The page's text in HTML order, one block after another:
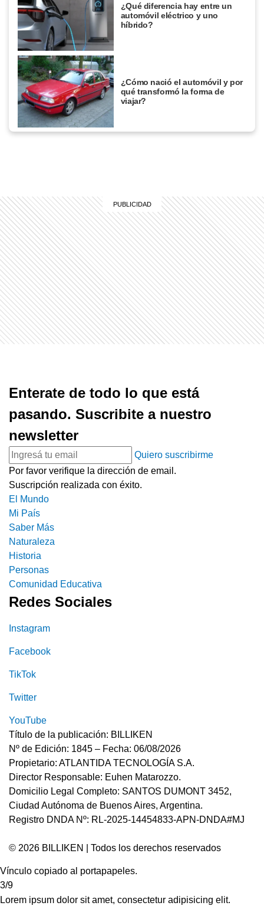
¿Qué diferencia hay entre un
automóvil eléctrico y uno
híbrido?
¿Cómo nació el automóvil y por
qué transformó la forma de
viajar?
Enterate de todo lo que está
pasando. Suscribite a nuestro
newsletter
Quiero suscribirme
Por favor verifique la dirección de email.
Suscripción realizada con éxito.
El Mundo
Mi País
Saber Más
Naturaleza
Historia
Personas
Comunidad Educativa
Redes Sociales
Instagram
Facebook
TikTok
Twitter
YouTube
Título de la publicación: BILLIKEN
Nº de Edición: 1845 – Fecha: 06/08/2026
Propietario: ATLANTIDA TECNOLOGÍA S.A.
Director Responsable: Euhen Matarozzo.
Domicilio Legal Completo: SANTOS DUMONT 3452,
Ciudad Autónoma de Buenos Aires, Argentina.
Registro DNDA Nº: RL-2025-14454833-APN-DNDA#MJ
© 2026 BILLIKEN | Todos los derechos reservados
Vínculo copiado al portapapeles.
3/9
Lorem ipsum dolor sit amet, consectetur adipisicing elit.